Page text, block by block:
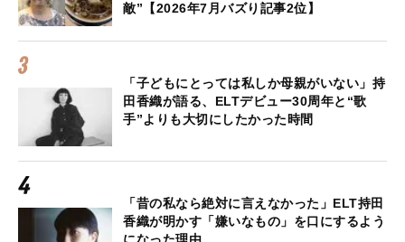
敵”【2026年7月バズり記事2位】
「子どもにとっては私しか母親がいない」持
田香織が語る、ELTデビュー30周年と“歌
手”よりも大切にしたかった時間
「昔の私なら絶対に言えなかった」ELT持田
香織が明かす「嫌いなもの」を口にするよう